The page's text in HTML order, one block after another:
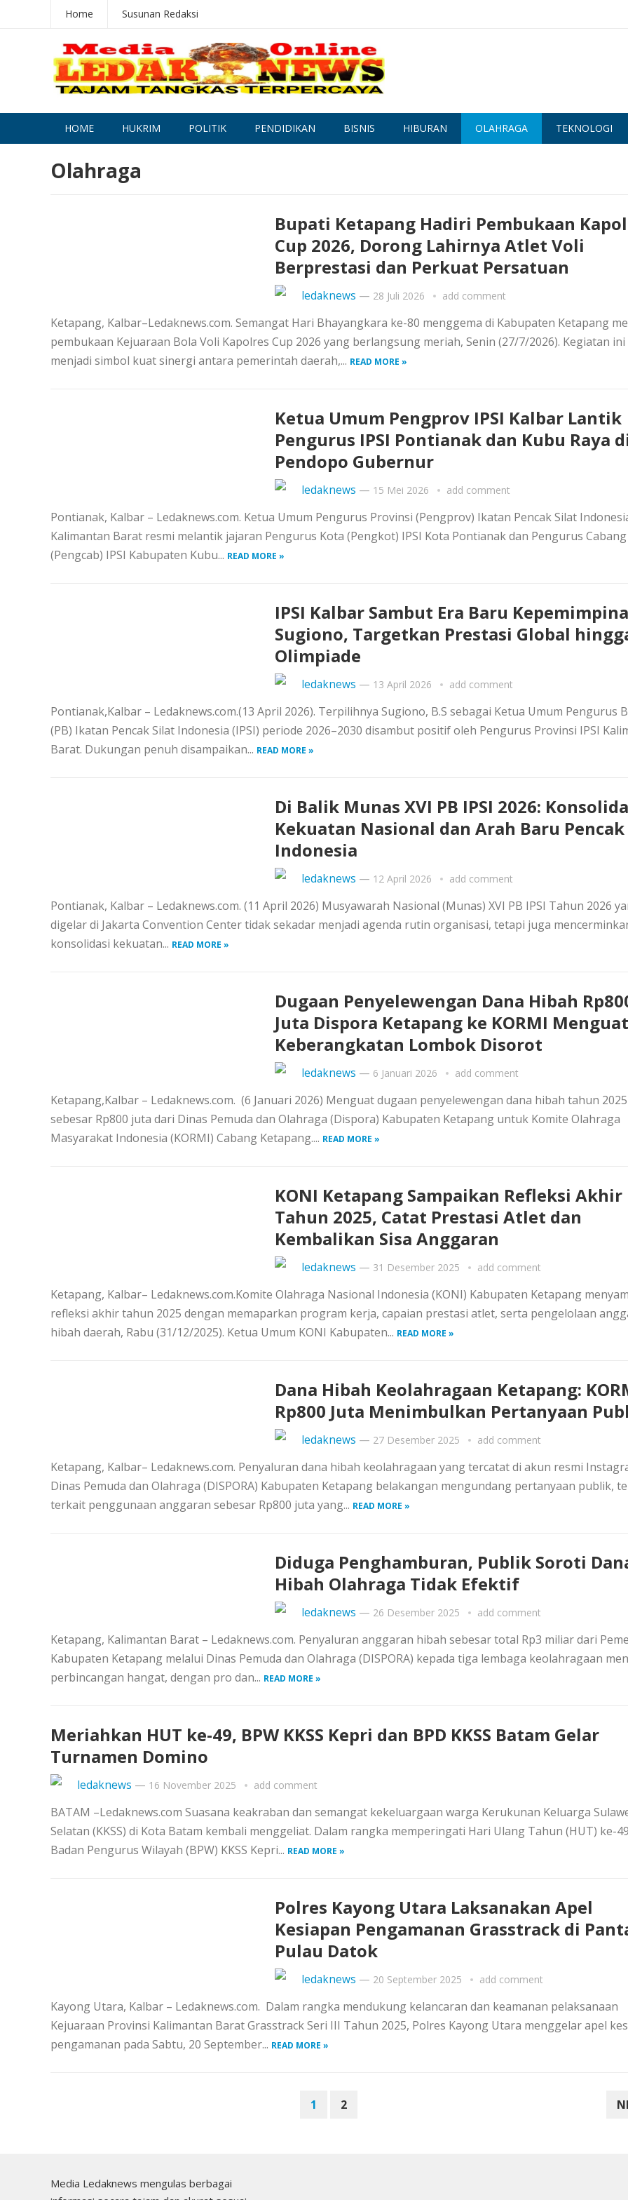
Home Susunan Redaksi
HOME HUKRIM POLITIK PENDIDIKAN BISNIS HIBURAN OLAHRAGA TEKNOLOGI
Olahraga
Bupati Ketapang Hadiri Pembukaan
Cup 2026, Dorong Lahirnya Atlet Voli
Berprestasi dan Perkuat Persatuan
ledaknews — 28 Juli 2026 add comment
Ketapang, Kalbar–Ledaknews.com. Semangat Hari Bhayangkara ke-80 menggema di Kabupaten Ketapang
pembukaan Kejuaraan Bola Voli Kapolres Cup 2026 yang berlangsung meriah, Senin (27/7/2026). Kegiatan ini
menjadi simbol kuat sinergi antara pemerintah daerah,... READ MORE »
Ketua Umum Pengprov IPSI Kalbar Lantik
Pengurus IPSI Pontianak dan Kubu Raya
Pendopo Gubernur
ledaknews — 15 Mei 2026 add comment
Pontianak, Kalbar – Ledaknews.com. Ketua Umum Pengurus Provinsi (Pengprov) Ikatan Pencak Silat
Kalimantan Barat resmi melantik jajaran Pengurus Kota (Pengkot) IPSI Kota Pontianak dan Pengurus Cabang
(Pengcab) IPSI Kabupaten Kubu... READ MORE »
IPSI Kalbar Sambut Era Baru
Sugiono, Targetkan Prestasi Global
Olimpiade
ledaknews — 13 April 2026 add comment
Pontianak,Kalbar – Ledaknews.com.(13 April 2026). Terpilihnya Sugiono, B.S sebagai Ketua Umum Pengurus
(PB) Ikatan Pencak Silat Indonesia (IPSI) periode 2026–2030 disambut positif oleh Pengurus Provinsi IPSI
Barat. Dukungan penuh disampaikan... READ MORE »
Di Balik Munas XVI PB IPSI 2026:
Kekuatan Nasional dan Arah Baru
Indonesia
ledaknews — 12 April 2026 add comment
Pontianak, Kalbar – Ledaknews.com. (11 April 2026) Musyawarah Nasional (Munas) XVI PB IPSI Tahun 2026
digelar di Jakarta Convention Center tidak sekadar menjadi agenda rutin organisasi, tetapi juga
konsolidasi kekuatan... READ MORE »
Dugaan Penyelewengan Dana Hibah
Juta Dispora Ketapang ke KORMI
Keberangkatan Lombok Disorot
ledaknews — 6 Januari 2026 add comment
Ketapang,Kalbar – Ledaknews.com. (6 Januari 2026) Menguat dugaan penyelewengan dana hibah tahun 2025
sebesar Rp800 juta dari Dinas Pemuda dan Olahraga (Dispora) Kabupaten Ketapang untuk Komite Olahraga
Masyarakat Indonesia (KORMI) Cabang Ketapang.... READ MORE »
KONI Ketapang Sampaikan Refleksi Akhir
Tahun 2025, Catat Prestasi Atlet dan
Kembalikan Sisa Anggaran
ledaknews — 31 Desember 2025 add comment
Ketapang, Kalbar– Ledaknews.com.Komite Olahraga Nasional Indonesia (KONI) Kabupaten Ketapang
refleksi akhir tahun 2025 dengan memaparkan program kerja, capaian prestasi atlet, serta pengelolaan
hibah daerah, Rabu (31/12/2025). Ketua Umum KONI Kabupaten... READ MORE »
Dana Hibah Keolahragaan Ketapang:
Rp800 Juta Menimbulkan Pertanyaan
ledaknews — 27 Desember 2025 add comment
Ketapang, Kalbar– Ledaknews.com. Penyaluran dana hibah keolahragaan yang tercatat di akun resmi
Dinas Pemuda dan Olahraga (DISPORA) Kabupaten Ketapang belakangan mengundang pertanyaan publik,
terkait penggunaan anggaran sebesar Rp800 juta yang... READ MORE »
Diduga Penghamburan, Publik Soroti
Hibah Olahraga Tidak Efektif
ledaknews — 26 Desember 2025 add comment
Ketapang, Kalimantan Barat – Ledaknews.com. Penyaluran anggaran hibah sebesar total Rp3 miliar dari
Kabupaten Ketapang melalui Dinas Pemuda dan Olahraga (DISPORA) kepada tiga lembaga keolahragaan
perbincangan hangat, dengan pro dan... READ MORE »
Meriahkan HUT ke-49, BPW KKSS Kepri dan BPD KKSS Batam Gelar
Turnamen Domino
ledaknews — 16 November 2025 add comment
BATAM –Ledaknews.com Suasana keakraban dan semangat kekeluargaan warga Kerukunan Keluarga
Selatan (KKSS) di Kota Batam kembali menggeliat. Dalam rangka memperingati Hari Ulang Tahun (HUT) ke-
Badan Pengurus Wilayah (BPW) KKSS Kepri... READ MORE »
Polres Kayong Utara Laksanakan Apel
Kesiapan Pengamanan Grasstrack di
Pulau Datok
ledaknews — 20 September 2025 add comment
Kayong Utara, Kalbar – Ledaknews.com. Dalam rangka mendukung kelancaran dan keamanan pelaksanaan
Kejuaraan Provinsi Kalimantan Barat Grasstrack Seri III Tahun 2025, Polres Kayong Utara menggelar apel
pengamanan pada Sabtu, 20 September... READ MORE »
1 2
Media Ledaknews mengulas berbagai